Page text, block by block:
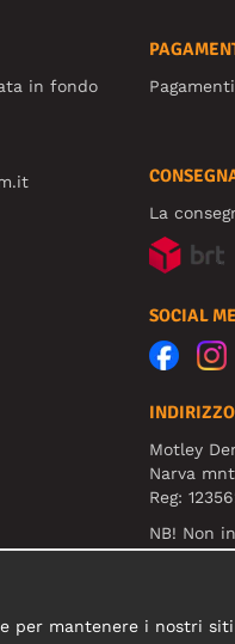
in fondo
La
SOCIAL
Motley
Narva mnt
Reg:
NB! Non
per mantenere i nostri